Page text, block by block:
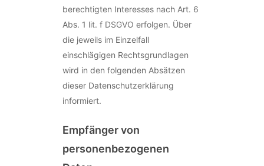
berechtigten Interesses nach Art. 6
Abs. 1 lit. f DSGVO erfolgen. Über
die jeweils im Einzelfall
einschlägigen Rechtsgrundlagen
wird in den folgenden Absätzen
dieser Datenschutzerklärung
informiert.
Empfänger von
personenbezogenen